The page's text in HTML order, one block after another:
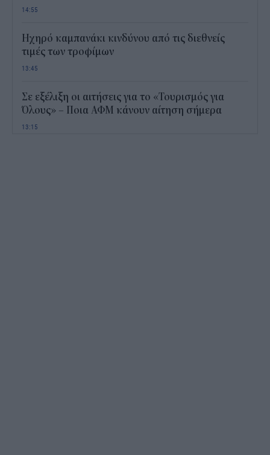
14:55
Ηχηρό καμπανάκι κινδύνου από τις διεθνείς
τιμές των τροφίμων
13:45
Σε εξέλιξη οι αιτήσεις για το «Τουρισμός για
Όλους» – Ποια ΑΦΜ κάνουν αίτηση σήμερα
13:15